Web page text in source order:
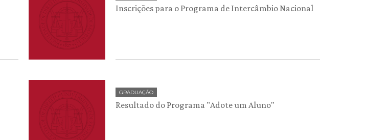
Inscrições para o Programa de Intercâmbio Nacional
GRADUAÇÃO
Resultado do Programa "Adote um Aluno"